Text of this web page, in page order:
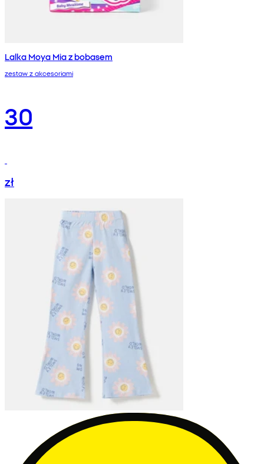
Lalka Moya Mia z bobasem
zestaw z akcesoriami
30
zł